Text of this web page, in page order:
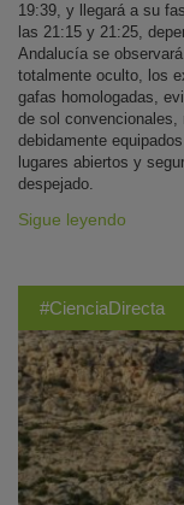
19:39, y llegará a su
las 21:15 y 21:25,
Andalucía se
totalmente oculto, los
gafas homologadas,
de sol
debidamente
lugares abiertos y
despejado.
Sigue leyendo
#CienciaDirecta